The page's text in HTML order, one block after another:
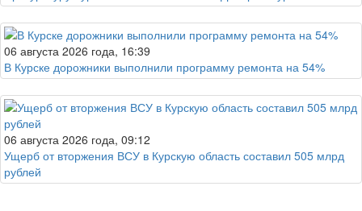
06 августа 2026 года, 16:39
В Курске дорожники выполнили программу ремонта на 54%
06 августа 2026 года, 09:12
Ущерб от вторжения ВСУ в Курскую область составил 505 млрд
рублей